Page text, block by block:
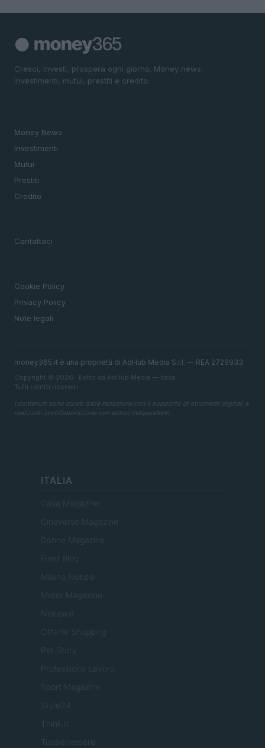
Cresci, investi, prospera ogni giorno. Money news,
investimenti, mutui, prestiti e credito.
Money News
Investimenti
Mutui
Prestiti
Credito
Contattaci
Cookie Policy
Privacy Policy
Note legali
money365.it è una proprietà di AdHub Media S.r.l. — REA 2729933
Copyright © 2026 · Edito da AdHub Media — Italia
Tutti i diritti riservati
I contenuti sono curati dalla redazione con il supporto di strumenti digitali e
realizzati in collaborazione con autori indipendenti.
ITALIA
Casa Magazine
Cineverse Magazine
Donne Magazine
Food Blog
Milano Notizie
Motor Magazine
Notizie.it
Offerte Shopping
Pet Story
Professione Lavoro
Sport Magazine
Style24
Think.it
Tuobenessere